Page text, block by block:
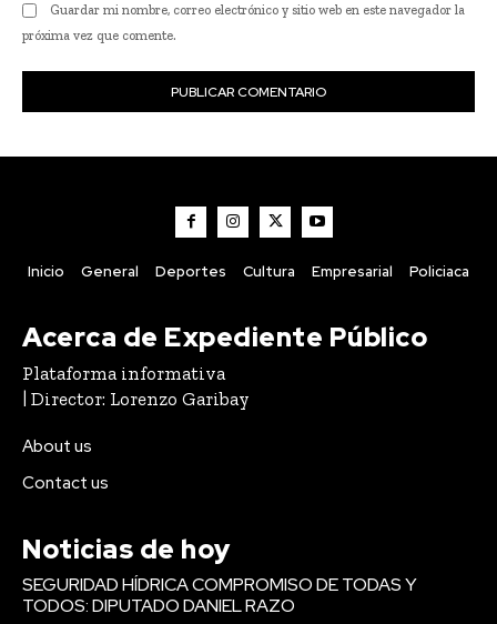
Guardar mi nombre, correo electrónico y sitio web en este navegador la
próxima vez que comente.
Inicio General Deportes Cultura Empresarial Policiaca
Acerca de Expediente Público
Plataforma informativa
| Director: Lorenzo Garibay
About us
Contact us
Noticias de hoy
SEGURIDAD HÍDRICA COMPROMISO DE TODAS Y
TODOS: DIPUTADO DANIEL RAZO